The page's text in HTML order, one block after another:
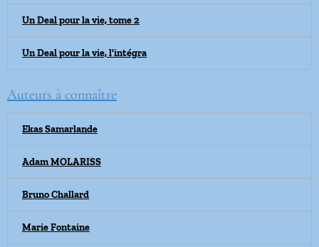
Un Deal pour la vie, tome 2
Un Deal pour la vie, l'intégra
Auteurs à connaître
Ekas Samarlande
Adam MOLARISS
Bruno Challard
Marie Fontaine